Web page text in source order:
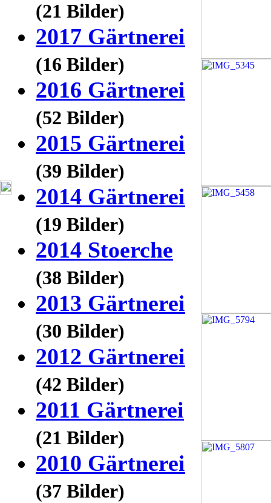
(21 Bilder)
2017 Gärtnerei
(16 Bilder)
2016 Gärtnerei
(52 Bilder)
2015 Gärtnerei
(39 Bilder)
2014 Gärtnerei
(19 Bilder)
2014 Stoerche
(38 Bilder)
2013 Gärtnerei
(30 Bilder)
2012 Gärtnerei
(42 Bilder)
2011 Gärtnerei
(21 Bilder)
2010 Gärtnerei
(37 Bilder)